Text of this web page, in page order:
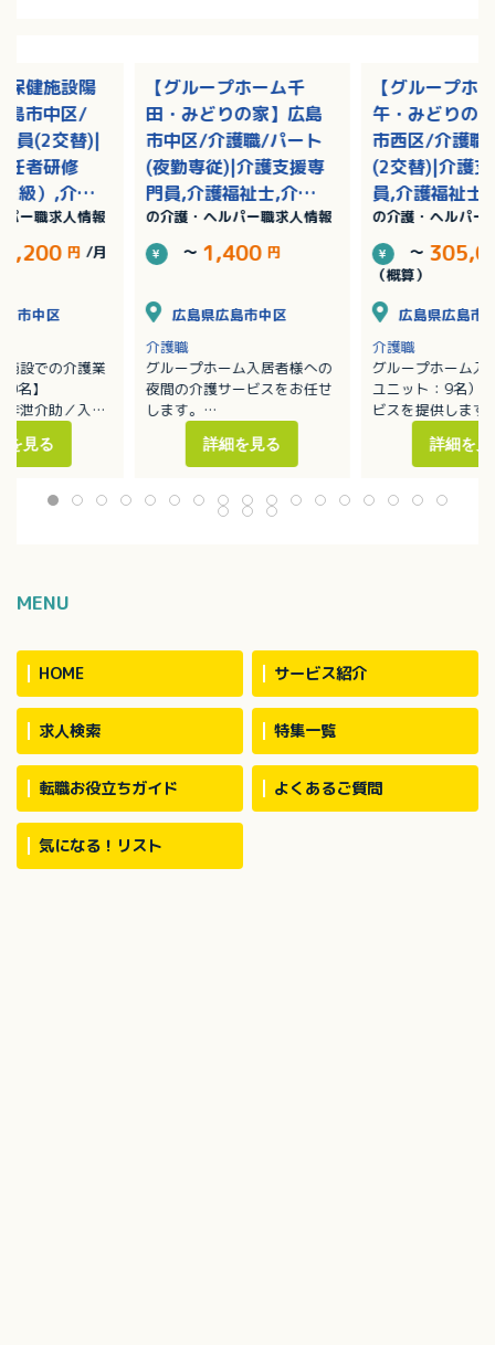
【グループホーム千
田・みどりの家】広島
市中区/介護職/パート
(夜勤専従)|介護支援専
門員,介護福祉士,介護
職員初任者研修（ヘル
パー2級）,介護職員実
務者研修（ヘルパー1
級）
の介護・ヘルパー職求人情報
～ 1,400 円
広島県広島市中区
介護職
グループホーム入居者様への
夜間の介護サービスをお任せ
します。
・移動や移乗、食事、入浴、
排泄等の介助
・見守り
・介護記録作成（iPad操作）
※定員：2ユニット18名（1
詳細を見る
【グループホ
午・みどりの
市西区/介護職
(2交替)|介護支
員,介護福祉士,
員初任者研修
ー2級）,介護
者研修（ヘル
級）/賞与あり
の介護・ヘルパー
～
（概算）
広島県広島市
介護職
グループホーム入
ユニット：9名）
ビスを提供します
・移動や移乗、食
排泄等の介助／見
・ホーム内レクレ
催
詳細を見
保健施設陽
島市中区/
員(2交替)|
任者研修
2級）,介護
研修（ヘル
賞与あり
ー職求人情報
円 /月
市中区
設での介護業
名】
泄介助／入浴
ョンの支援
助
の衛生管理
を見る
MENU
HOME サービス紹介
求人検索 特集一覧
転職お役立ちガイド よくあるご質問
気になる！リスト